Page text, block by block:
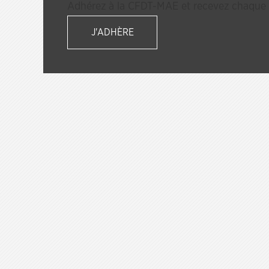
J'ADHÈRE